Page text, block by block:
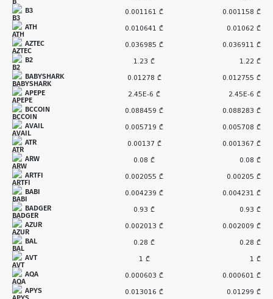
B3 0.001161 ₾ 0.001158 ₾
ATH 0.010641 ₾ 0.01062 ₾
AZTEC 0.036985 ₾ 0.036911 ₾
B2 1.23 ₾ 1.22 ₾
BABYSHARK 0.01278 ₾ 0.012755 ₾
APEPE 2.45E-6 ₾ 2.45E-6 ₾
BCCOIN 0.088459 ₾ 0.088283 ₾
AVAIL 0.005719 ₾ 0.005708 ₾
ATR 0.00137 ₾ 0.001367 ₾
ARW 0.08 ₾ 0.08 ₾
ARTFI 0.002055 ₾ 0.00205 ₾
BABI 0.004239 ₾ 0.004231 ₾
BADGER 0.93 ₾ 0.93 ₾
AZUR 0.002013 ₾ 0.002009 ₾
BAL 0.28 ₾ 0.28 ₾
AVT 1 ₾ 1 ₾
AQA 0.000603 ₾ 0.000601 ₾
APYS 0.013016 ₾ 0.01299 ₾